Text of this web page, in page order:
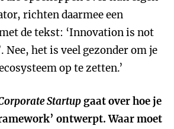
richten daarmee een
de tekst: ‘Innovation is not
Nee, het is veel gezonder om je
op te zetten.’
Startupgaat over hoe je
ontwerpt. Waar moet